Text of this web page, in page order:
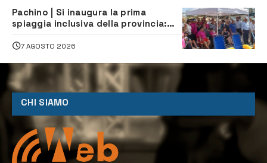
Pachino | Si inaugura la prima
spiaggia inclusiva della provincia:
tutti
7 AGOSTO 2026
CHI SIAMO